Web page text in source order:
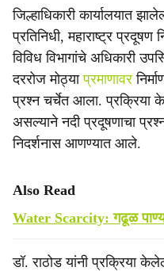
जिल्हाधिकारी कार्यालयात
प्रतिनिधी, महाराष्ट्र
विविध विभागांचे अधिकारी
दररोज मोठ्याप्रमाणावर
प्रश्न चर्चेत आला. प्रक्रिया
असल्याने नदी प्रदूषणाचा
निदर्शनास आणण्यात आले.
Also Read
Water Scarcity: गढूळ
डॉ. राठोड यांनी प्रक्रिया